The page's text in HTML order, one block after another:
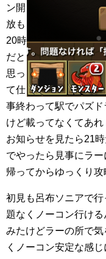
ン開
放も
20時
だと
思っ
て仕
事終わって駅でパズ
けど載ってなくてあ
お知らせを見たら21
でやったら見事にラ
帰ってからゆっくり攻
初見も呂布ソニアで
題なくノーコン行け
みたけどラーの所で
くノーコン安定な感